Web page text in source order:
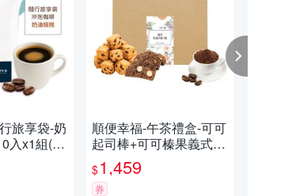
旅享袋-奶
入x1組(40
沖泡)
順便幸福-午茶禮盒-可可
起司棒+可可榛果義式脆
餅+黑糖烤杏仁咖啡粉
(餅乾 零食 甜點)
$1,459
券